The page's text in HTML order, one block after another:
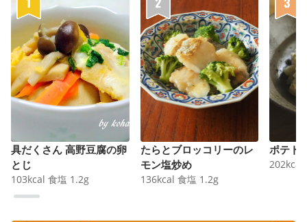
具だくさん 高野豆腐の卵
とじ
103kcal 食塩 1.2g
たらとブロッコリーのレ
モン塩炒め
136kcal 食塩 1.2g
ポテト
202kcal